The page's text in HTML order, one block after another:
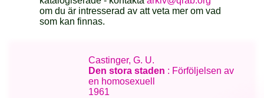
om du är intresserad av att veta mer om vad
som kan finnas.
Castinger, G. U.
Den stora staden : Förföljelsen av
en homosexuell
1961